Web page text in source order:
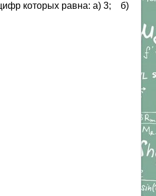
которых равна: а) 3; б)